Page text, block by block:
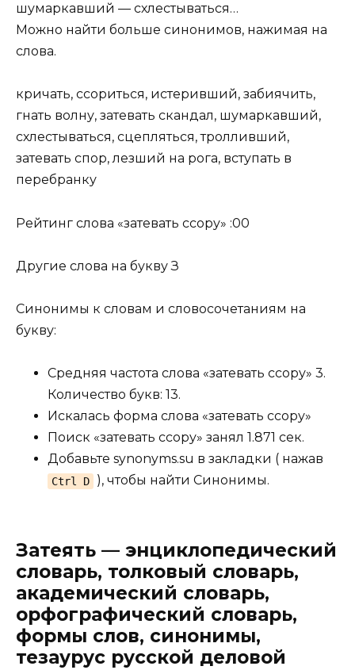
шумаркавший — схлестываться…
Можно найти больше синонимов, нажимая на
слова.
кричать, ссориться, истеривший, забиячить,
гнать волну, затевать скандал, шумаркавший,
схлестываться, сцепляться, тролливший,
затевать спор, лезший на рога, вступать в
перебранку
Рейтинг слова «затевать ссору» :00
Другие слова на букву З
Синонимы к словам и словосочетаниям на
букву:
Средняя частота слова «затевать ссору» 3.
Количество букв: 13.
Искалась форма слова «затевать ссору»
Поиск «затевать ссору» занял 1.871 сек.
Добавьте synonyms.su в закладки ( нажав
Ctrl D ), чтобы найти Синонимы.
Затеять — энциклопедический
словарь, толковый словарь,
академический словарь,
орфографический словарь,
формы слов, синонимы,
тезаурус русской деловой